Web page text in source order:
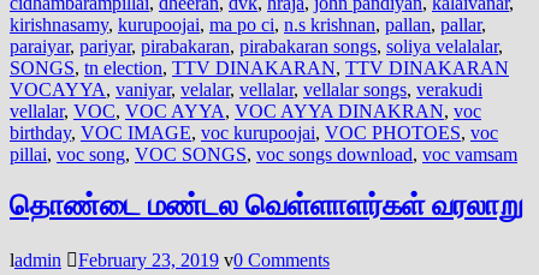
kirishnasamy, kurupoojai, ma po ci, n.s krishnan, pallan, pallar,
paraiyar, pariyar, pirabakaran, pirabakaran songs, soliya velalalar,
SONGS, tn election, TTV DINAKARAN, TTV DINAKARAN
VOCAYYA, vaniyar, velalar, vellalar, vellalar songs, verakudi
vellalar, VOC, VOC AYYA, VOC AYYA DINAKRAN, voc
birthday, VOC IMAGE, voc kurupoojai, VOC PHOTOES, voc
pillai, voc song, VOC SONGS, voc songs download, voc vamsam
தொண்டை மண்டல வெள்ளாளர்கள் வரலாறு
admin February 23, 2019 0 Comments